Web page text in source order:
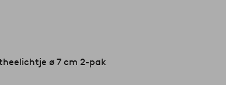
ø 7 cm 2-pak